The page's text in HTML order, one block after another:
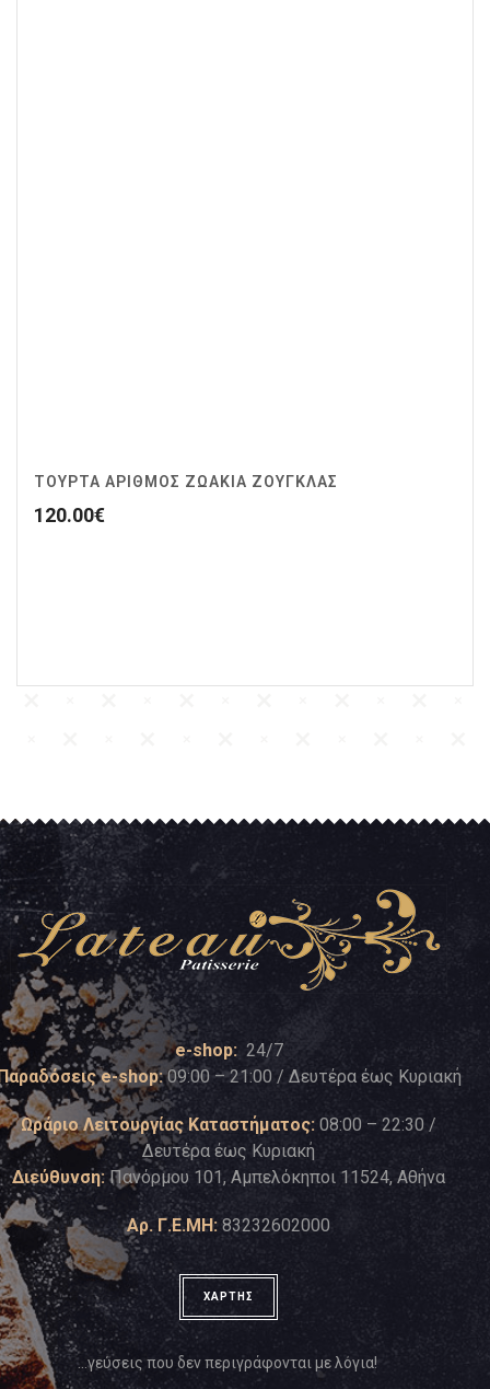
ΤΟΥΡΤΑ ΑΡΙΘΜΟΣ ΖΩΆΚΙΑ ΖΟΥΓΚΛΑΣ
120.00€
e-shop: 24/7
e-shop:09:00 – 21:00 / Δευτέρα έως Κυριακή
Ωράριο Λειτουργίας Καταστήματος: 08:00 – 22:30 /
Δευτέρα έως Κυριακή
Διεύθυνση: Πανόρμου 101, Αμπελόκηποι 11524, Αθήνα
Αρ. Γ.Ε.ΜΗ: 83232602000
ΧΑΡΤΗΣ
…γεύσεις που δεν περιγράφονται με λόγια!